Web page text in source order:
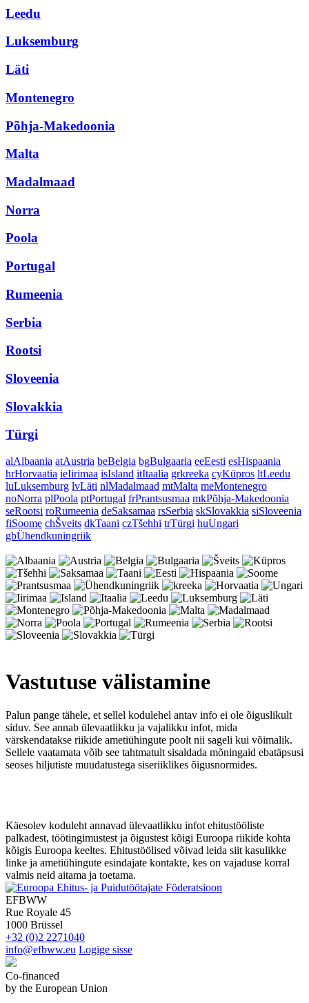
Leedu
Luksemburg
Läti
Montenegro
Põhja-Makedoonia
Malta
Madalmaad
Norra
Poola
Portugal
Rumeenia
Serbia
Rootsi
Sloveenia
Slovakkia
Türgi
alAlbaania atAustria beBelgia bgBulgaaria eeEesti esHispaania
hrHorvaatia ieIirimaa isIsland itItaalia grkreeka cyKüpros ltLeedu
luLuksemburg lvLäti nlMadalmaad mtMalta meMontenegro
noNorra plPoola ptPortugal frPrantsusmaa mkPõhja-Makedoonia
seRootsi roRumeenia deSaksamaa rsSerbia skSlovakkia siSloveenia
fiSoome chŠveits dkTaani czTšehhi trTürgi huUngari
gbÜhendkuningriik
Vastutuse välistamine
Palun pange tähele, et sellel kodulehel antav info ei ole õiguslikult
siduv. See annab ülevaatlikku ja vajalikku infot, mida
värskendatakse riikide ametiühingute poolt nii sageli kui võimalik.
Sellele vaatamata võib see tahtmatult sisaldada mõningaid ebatäpsusi
seoses hiljutiste muudatustega siseriiklikes õigusnormides.
Käesolev koduleht annavad ülevaatlikku infot ehitustööliste
palkadest, töötingimustest ja õigustest kõigi Euroopa riikide kohta
kõigis Euroopa keeltes. Ehitustöölised võivad leida siit kasulikke
linke ja ametiühingute esindajate kontakte, kes on vajaduse korral
valmis neid aitama ja toetama.
EFBWW
Rue Royale 45
1000 Brüssel
+32 (0)2 2271040
info@efbww.eu Logige sisse
Co-financed
by the European Union